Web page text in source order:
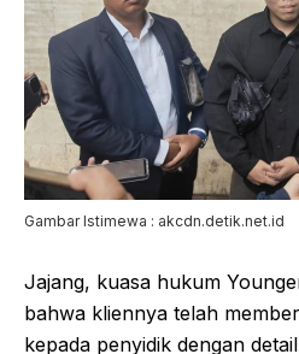
Gambar Istimewa : akcdn.detik.net.id
Jajang, kuasa hukum
bahwa kliennya telah
kepada penyidik dengan